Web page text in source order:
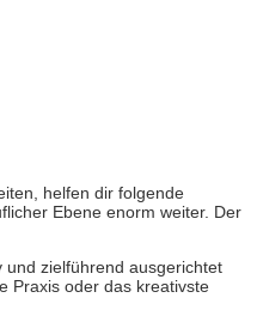
helfen dir folgende
Ebene enorm weiter. Der
und zielführend ausgerichtet
Praxis oder das kreativste